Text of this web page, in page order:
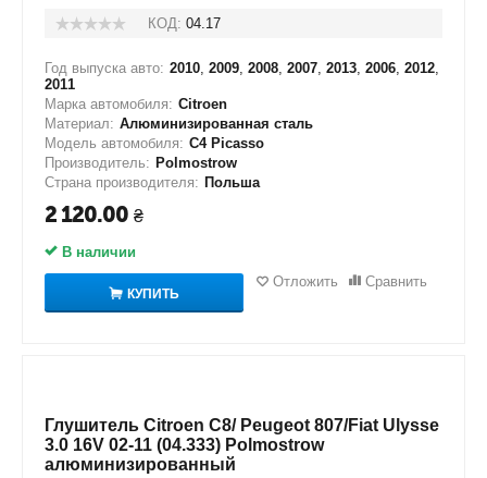
КОД: 04.17
Год выпуска авто: 2010, 2009, 2008, 2007, 2013, 2006, 2012,
2011
Марка автомобиля: Citroen
Материал: Алюминизированная сталь
Модель автомобиля: C4 Picasso
Производитель: Polmostrow
Страна производителя: Польша
2 120.00 ₴
В наличии
КУПИТЬ
Отложить Сравнить
Глушитель Citroen C8/ Peugeot 807/Fiat Ulysse
3.0 16V 02-11 (04.333) Polmostrow
алюминизированный